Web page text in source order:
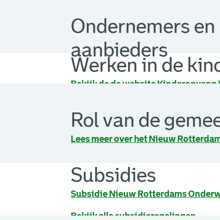
Ondernemers
aanbieders
Werken in de
Bekijk de de website Kinderopvang
. Link opent een externe pagina in
Rol van de
Lees meer over het Nieuw
Subsidies
Subsidie Nieuw Rotterdams
Bekijk alle subsidieregelingen